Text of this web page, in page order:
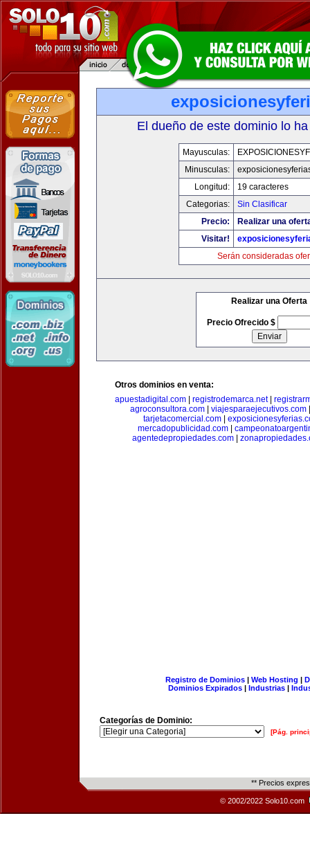
El dueño de este dominio lo
Mayusculas:
Minusculas:
Longitud:
19 caracteres
Categorias:
Sin Clasificar
Precio:
Realizar una
Visitar!
Serán consideradas
Realizar una Oferta
Precio Ofrecido $
Otros dominios en venta:
apuestadigital.com
registrodemarca.net|
agroconsultora.com
viajesparaejecutivos.com
tarjetacomercial.com
mercadopublicidad.com|
agentedepropiedades.com
Registro de Dominios| Web Hosting |
Dominios Expirados | Industrias |
Categorías de Dominio:
[Pág.
** Precios
© 2002/2022 Solo10.com